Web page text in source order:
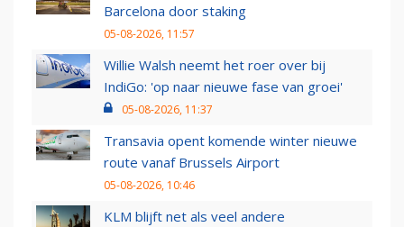
Barcelona door staking
05-08-2026, 11:57
Willie Walsh neemt het roer over bij
IndiGo: 'op naar nieuwe fase van groei'
05-08-2026, 11:37
Transavia opent komende winter nieuwe
route vanaf Brussels Airport
05-08-2026, 10:46
KLM blijft net als veel andere